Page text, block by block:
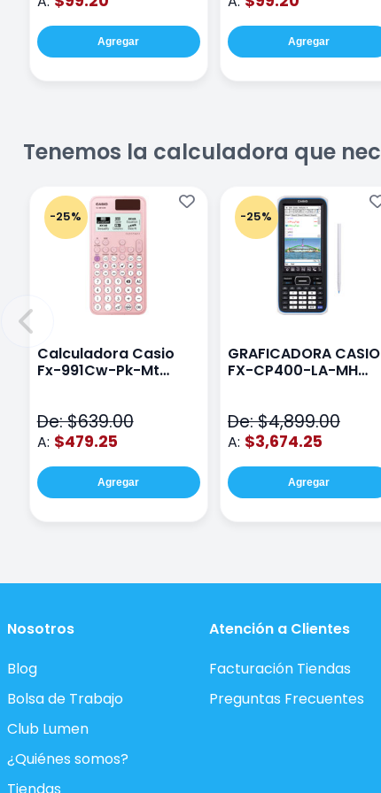
Agregar Agregar
Tenemos la calculadora que
-25%
Calculadora Casio
Fx-991Cw-Pk-Mt
De: $639.00
A: $479.25
Agregar
-25%
GRAFICADORA CASIO
FX-CP400-LA-MH
De: $4,899.00
A: $3,674.25
Agregar
Nosotros
Blog
Bolsa de Trabajo
Club Lumen
¿Quiénes somos?
Tiendas
Atención a Clientes
Facturación Tiendas
Preguntas Frecuentes